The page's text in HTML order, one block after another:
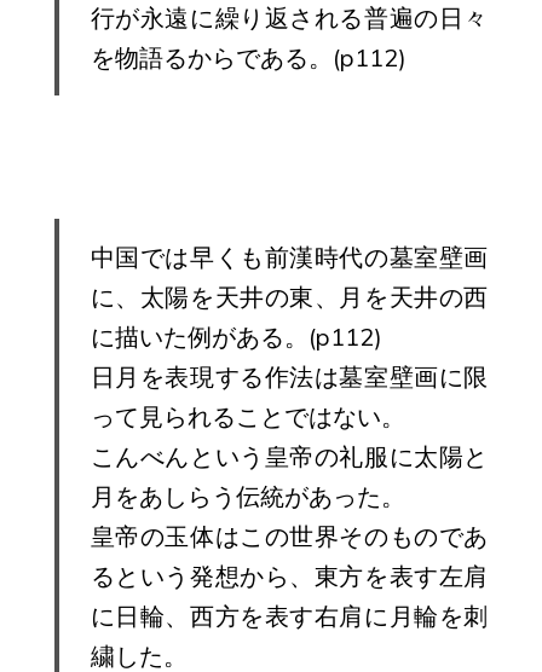
行が永遠に繰り返される普遍の日々
を物語るからである。(p112)
中国では早くも前漢時代の墓室壁画
に、太陽を天井の東、月を天井の西
に描いた例がある。(p112)
日月を表現する作法は墓室壁画に限
って見られることではない。
こんべんという皇帝の礼服に太陽と
月をあしらう伝統があった。
皇帝の玉体はこの世界そのものであ
るという発想から、東方を表す左肩
に日輪、西方を表す右肩に月輪を刺
繍した。